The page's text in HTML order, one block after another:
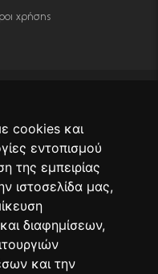
cookies και
εντοπισμού
της εμπειρίας
ιστοσελίδα μας,
διαφημίσεων,
και την
χρήσης
Εγγραφή
Προστασίας
η DECORSEASONS μπορεί
προϊόντα, τις τρέχουσες
θα λάβεις ένα
in). Μόνο μετά από κλικ